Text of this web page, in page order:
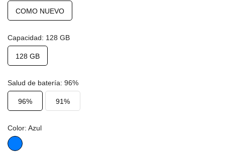
COMO NUEVO
Capacidad: 128 GB
128 GB
Salud de batería: 96%
96% 91%
Color: Azul
Azul